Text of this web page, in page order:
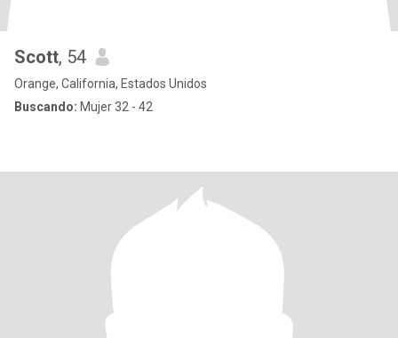
Scott, 54
Orange, California, Estados Unidos
Buscando: Mujer 32 - 42